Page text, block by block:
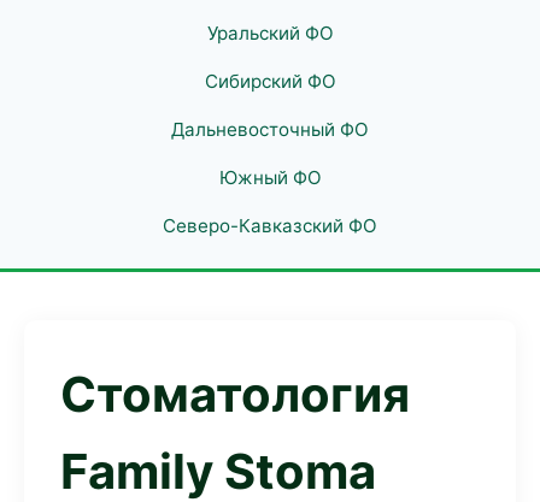
Уральский ФО
Сибирский ФО
Дальневосточный ФО
Южный ФО
Северо-Кавказский ФО
Стоматология
Family Stoma